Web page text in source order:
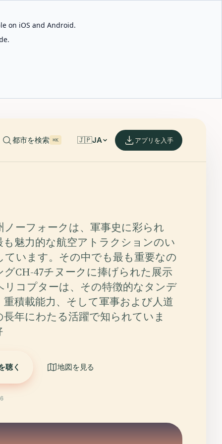
on iOS and Android.
都市を検索 ⌘K 🇯🇵JA アプリを入手
ノーフォークは、軍事史に彩られ
も魅力的な航空アトラクションのい
ています。その中でも最も重要なの
グCH-47チヌークに捧げられた展示
リコプターは、その特徴的なタンデ
積載能力、そして軍事および人道
長年にわたる活躍で知られていま
聴く 地図を見る